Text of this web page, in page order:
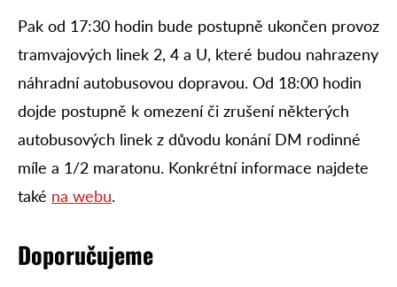
Pak od 17:30 hodin bude postupně ukončen provoz
tramvajových linek 2, 4 a U, které budou nahrazeny
náhradní autobusovou dopravou. Od 18:00 hodin
dojde postupně k omezení či zrušení některých
autobusových linek z důvodu konání DM rodinné
míle a 1/2 maratonu. Konkrétní informace najdete
také na webu.
Doporučujeme